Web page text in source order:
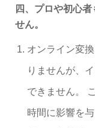
四、プロや初心
せん。
オンライン変
りませんが、
できません。
時間に影響を